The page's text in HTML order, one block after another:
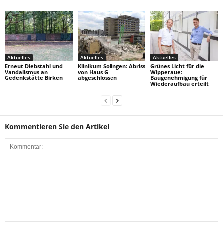
Aktuelles
Erneut Diebstahl und
Vandalismus an
Gedenkstätte Birken
Aktuelles
Klinikum Solingen: Abriss
von Haus G
abgeschlossen
Aktuelles
Grünes Licht für die
Wipperaue:
Baugenehmigung für
Wiederaufbau erteilt
Kommentieren Sie den Artikel